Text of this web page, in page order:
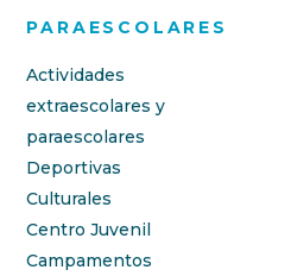
PARAESCOLARES
Actividades
extraescolares y
paraescolares
Deportivas
Culturales
Centro Juvenil
Campamentos